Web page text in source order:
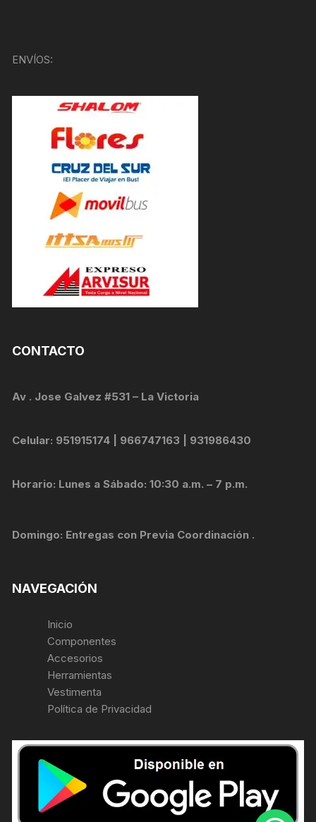
ENVÍOS:
CONTACTO
Av . Jose Galvez #531 – La Victoria
Celular: 951915174 | 966747163 | 931986430
Horario: Lunes a Sábado: 10:30 a.m. – 7 p.m.
Domingo: Entregas con Previa Coordinación .
NAVEGACIÓN
Inicio
Componentes
Accesorios
Herramientas
Vestimenta
Política de Privacidad